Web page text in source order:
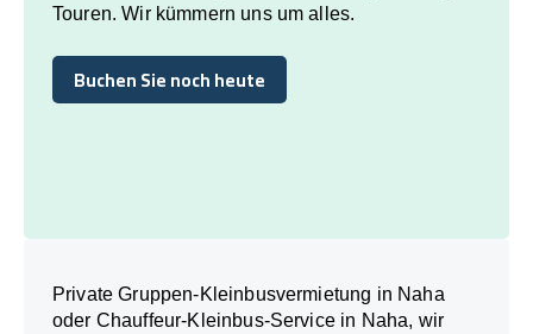
Touren. Wir kümmern uns um alles.
Buchen Sie noch heute
Buchen Sie noch heute
Private Gruppen-Kleinbusvermietung in Naha
oder Chauffeur-Kleinbus-Service in Naha, wir